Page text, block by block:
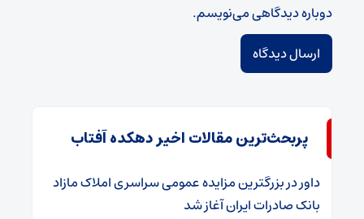
دوباره دیدگاهی می‌نویسم.
پربحث‌ترین مقالات اخیر دهکده آفتاب
داوردر​بزرگترین مزایده عمومی سراسری املاک مازاد
بانک صادرات ایران آغاز شد